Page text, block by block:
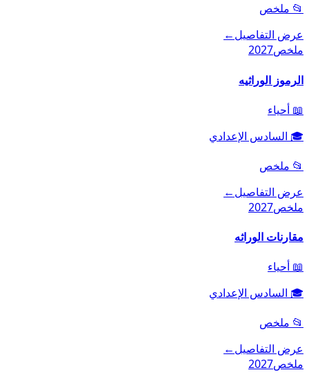
📂 ملخص
عرض التفاصيل←
ملخص2027
الرموز الوراثيه
📖 أحياء
🎓 السادس الإعدادي
📂 ملخص
عرض التفاصيل←
ملخص2027
مقارنات الوراثه
📖 أحياء
🎓 السادس الإعدادي
📂 ملخص
عرض التفاصيل←
ملخص2027